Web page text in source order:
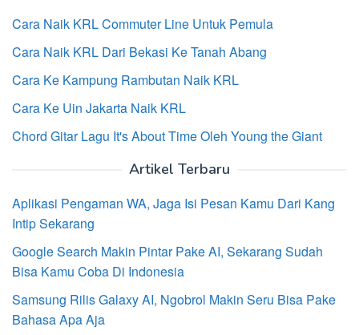
Cara Naik KRL Commuter Line Untuk Pemula
Cara Naik KRL Dari Bekasi Ke Tanah Abang
Cara Ke Kampung Rambutan Naik KRL
Cara Ke Uin Jakarta Naik KRL
Chord Gitar Lagu It's About Time Oleh Young the Giant
Artikel Terbaru
Aplikasi Pengaman WA, Jaga Isi Pesan Kamu Dari Kang
Intip Sekarang
Google Search Makin Pintar Pake AI, Sekarang Sudah
Bisa Kamu Coba Di Indonesia
Samsung Rilis Galaxy AI, Ngobrol Makin Seru Bisa Pake
Bahasa Apa Aja